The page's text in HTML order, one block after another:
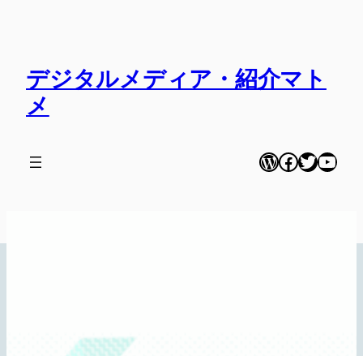
デジタルメディア・紹介マト
メ
WordPress
Facebook
Twitter